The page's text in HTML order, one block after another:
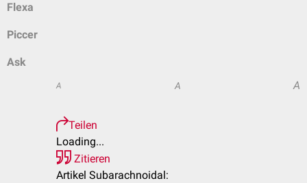
Flexa
Piccer
Ask
A A A
Teilen
Loading...
Zitieren
Artikel Subarachnoidal: